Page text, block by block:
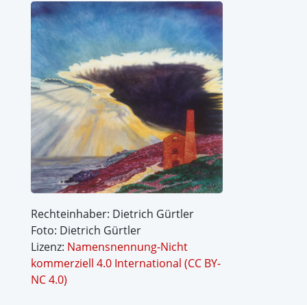
Rechteinhaber: Dietrich Gürtler
Foto: Dietrich Gürtler
Lizenz: Namensnennung-Nicht
kommerziell 4.0 International (CC BY-
NC 4.0)